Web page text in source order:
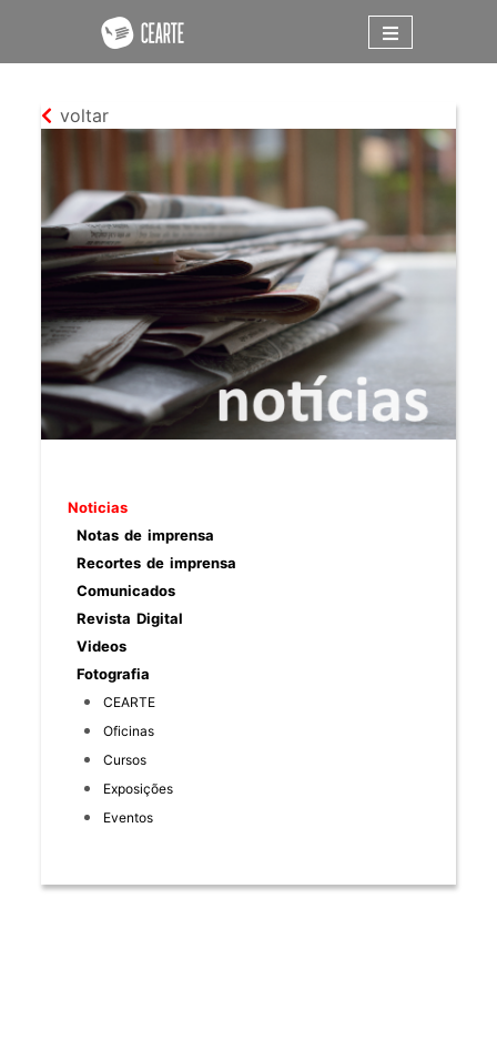
voltar
Noticias
Notas de imprensa
Recortes de imprensa
Comunicados
Revista Digital
Videos
Fotografia
CEARTE
Oficinas
Cursos
Exposições
Eventos